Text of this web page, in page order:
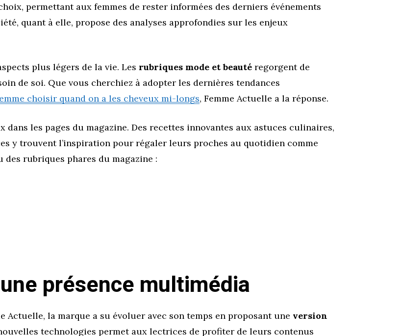
permettant aux femmes de rester informées des derniers événements
quant à elle, propose des analyses approfondies sur les enjeux
plus légers de la vie. Les rubriques mode et beauté regorgent de
de soi. Que vous cherchiez à adopter les dernières tendances
choisir quand on a les cheveux mi-longs, Femme Actuelle a la réponse.
les pages du magazine. Des recettes innovantes aux astuces culinaires,
y trouvent l’inspiration pour régaler leurs proches au quotidien comme
rubriques phares du magazine :
présence multimédia
Actuelle, la marque a su évoluer avec son temps en proposant une version
technologies permet aux lectrices de profiter de leurs contenus